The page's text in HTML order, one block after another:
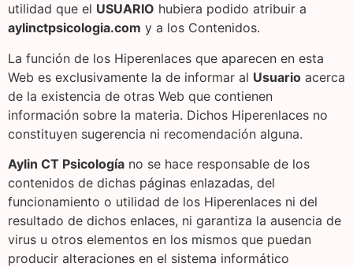
utilidad que el USUARIO hubiera podido atribuir a
aylinctpsicologia.com y a los Contenidos.
La función de los Hiperenlaces que aparecen en esta
Web es exclusivamente la de informar al Usuario acerca
de la existencia de otras Web que contienen
información sobre la materia. Dichos Hiperenlaces no
constituyen sugerencia ni recomendación alguna.
Aylin CT Psicología no se hace responsable de los
contenidos de dichas páginas enlazadas, del
funcionamiento o utilidad de los Hiperenlaces ni del
resultado de dichos enlaces, ni garantiza la ausencia de
virus u otros elementos en los mismos que puedan
producir alteraciones en el sistema informático